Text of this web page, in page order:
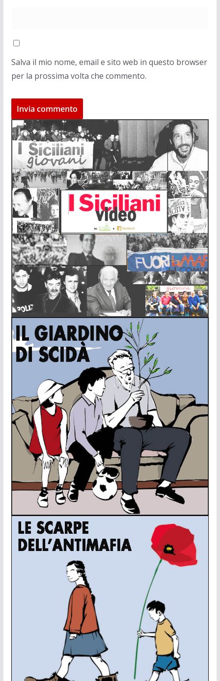
Salva il mio nome, email e sito web in questo browser
per la prossima volta che commento.